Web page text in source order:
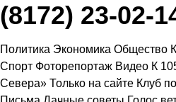
отремонтируют значительно
лидеров по росту рождаемости
5.08.2026 13:05 В День
пройдут во всех
(8172) 23-02-
Политика Экономика Общество
Спорт Фоторепортаж Видео К
Севера» Только на сайте Клуб